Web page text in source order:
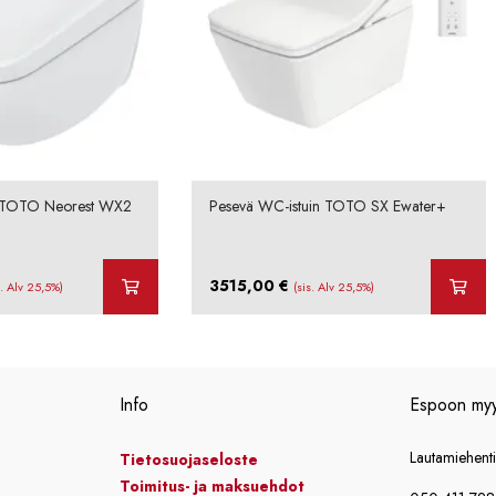
Neorest WX2
Alv 25,5%)
Pesevä WC-istuin TOTO SX Ewater+
3515,00€ (sis. Alv 25,5%)
Info
Tietosuojaseloste
Toimitus- ja maksuehdot
Espoon